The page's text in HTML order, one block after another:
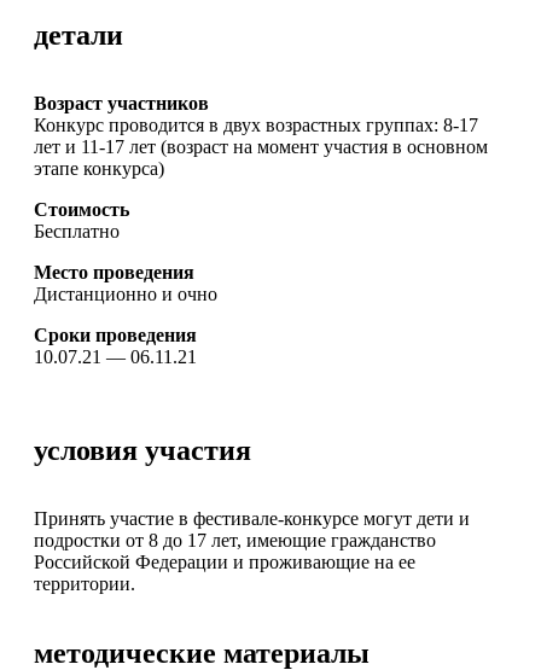
детали
Возраст участников
Конкурс проводится в двух возрастных группах: 8-17
лет и 11-17 лет (возраст на момент участия в основном
этапе конкурса)
Стоимость
Бесплатно
Место проведения
Дистанционно и очно
Сроки проведения
10.07.21 — 06.11.21
условия участия
Принять участие в фестивале-конкурсе могут дети и
подростки от 8 до 17 лет, имеющие гражданство
Российской Федерации и проживающие на ее
территории.
методические материалы